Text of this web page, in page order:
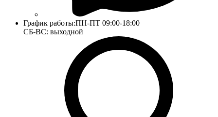
График работы:ПН-ПТ 09:00-18:00
СБ-ВС: выходной